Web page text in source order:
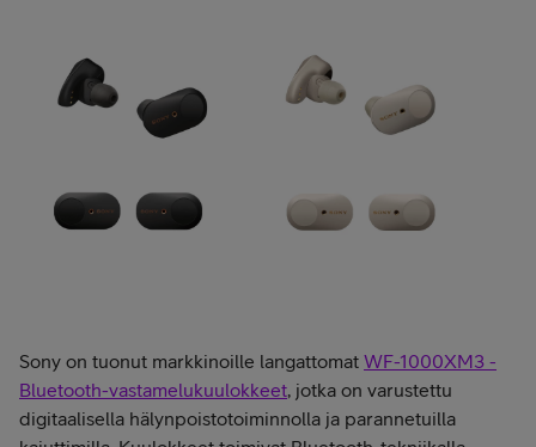
Sony on tuonut markkinoille langattomat WF-1000XM3 -
Bluetooth-vastamelukuulokkeet, jotka on varustettu
digitaalisella hälynpoistotoiminnolla ja parannetuilla